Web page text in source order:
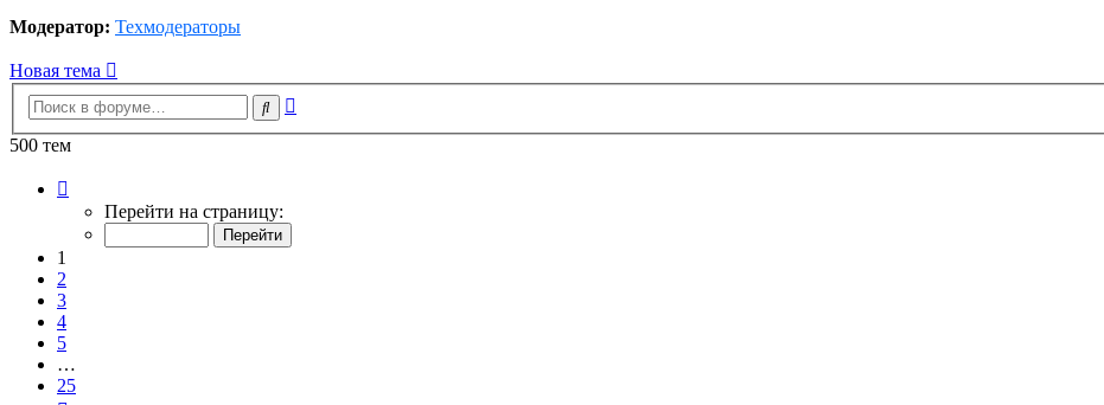
Модератор: Техмодераторы
Новая тема
Поиск
500 тем
Перейти на страницу:
1
2
3
4
5
…
25